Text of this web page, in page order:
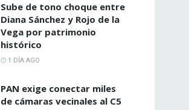
Sube de tono choque entre
Diana Sánchez y Rojo de la
Vega por patrimonio
histórico
1 DÍA AGO
PAN exige conectar miles
de cámaras vecinales al C5